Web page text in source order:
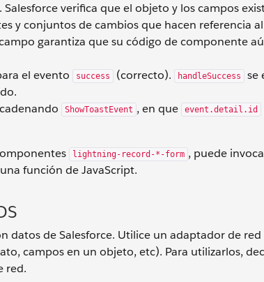
verifica que el objeto y los campos
y conjuntos de cambios que hacen referencia al
garantiza que su código de componente
el evento success (correcto). handleSuccess
se
ShowToastEvent , en que event.detail.id
lightning-record-*-form , puede
función de JavaScript.
datos de Salesforce. Utilice un adaptador de red
campos en un objeto, etc). Para utilizarlos,
red.